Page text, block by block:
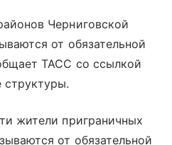
Черниговской
от обязательной
ТАСС со ссылкой
структуры.
жители приграничных
от обязательной